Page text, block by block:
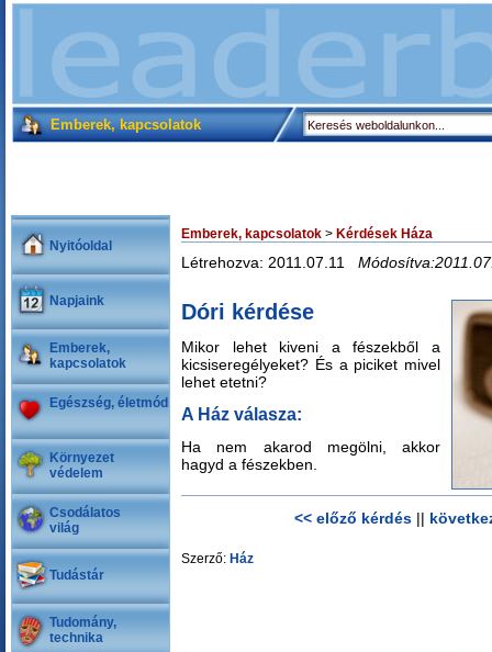
Emberek, kapcsolatok
Nyitóoldal
Napjaink
Emberek,
kapcsolatok
Egészség, életmód
Környezet
védelem
Csodálatos
világ
Tudástár
Tudomány,
technika
Emberek, kapcsolatok > Kérdések Háza
Létrehozva: 2011.07.11
Dóri kérdése
Mikor lehet kiveni a fészekből a
kicsiseregélyeket? És a piciket mivel
lehet etetni?
A Ház válasza:
Ha nem akarod megölni, akkor
hagyd a fészekben.
<< előző kérdés||
Szerző: Ház